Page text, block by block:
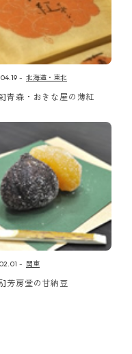
北海道・東北
]青森・おきな屋の薄紅
関東
]芳房堂の甘納豆